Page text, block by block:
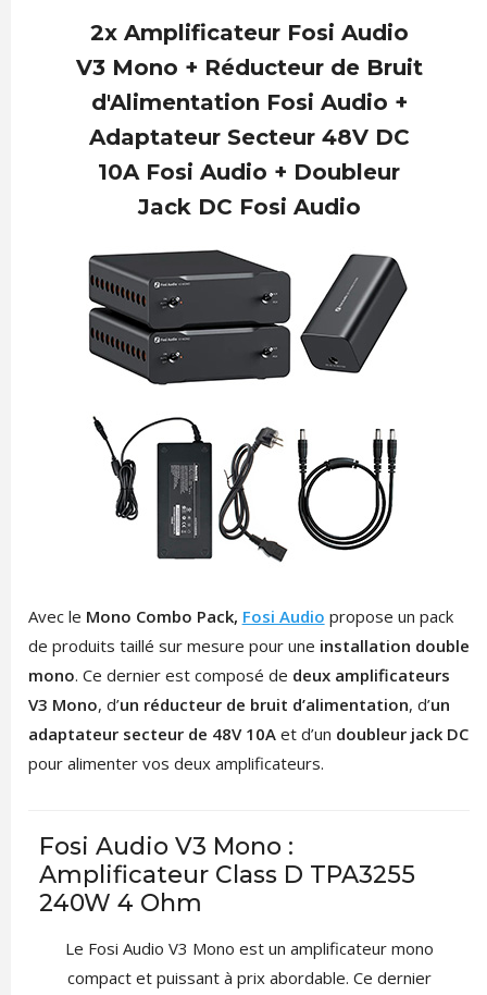
2x Amplificateur Fosi Audio
V3 Mono + Réducteur de Bruit
d'Alimentation Fosi Audio +
Adaptateur Secteur 48V DC
10A Fosi Audio + Doubleur
Jack DC Fosi Audio
Avec le Mono Combo Pack, Fosi Audio propose un pack
de produits taillé sur mesure pour une installation double
mono. Ce dernier est composé de deux amplificateurs
V3 Mono, d’un réducteur de bruit d’alimentation, d’un
adaptateur secteur de 48V 10Aet d’un doubleur jack DC
pour alimenter vos deux amplificateurs.
Fosi Audio V3 Mono :
Amplificateur Class D TPA3255
240W 4 Ohm
Le Fosi Audio V3 Mono est un amplificateur mono
compact et puissant à prix abordable. Ce dernier